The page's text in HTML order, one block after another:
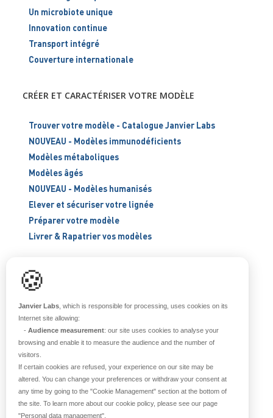
Un microbiote unique
Innovation continue
Transport intégré
Couverture internationale
CRÉER ET CARACTÉRISER VOTRE MODÈLE
Trouver votre modèle - Catalogue Janvier Labs
NOUVEAU - Modèles immunodéficients
Modèles métaboliques
Modèles âgés
NOUVEAU - Modèles humanisés
Elever et sécuriser votre lignée
Préparer votre modèle
Livrer & Rapatrier vos modèles
ÉLEVER ET SÉCURISER
Support scientifique
Blog
FAQ
À PROPOS
Notre histoire
Nos équipes
🍪
Janvier Labs , which is responsible for processing, uses cookies on its
Internet site allowing:
- Audience measurement: our site uses cookies to analyse your
browsing and enable it to measure the audience and the number of
visitors.
If certain cookies are refused, your experience on our site may be
altered. You can change your preferences or withdraw your consent at
any time by going to the "Cookie Management" section at the bottom of
the site. To learn more about our cookie policy, please see our page
"Personal data management"